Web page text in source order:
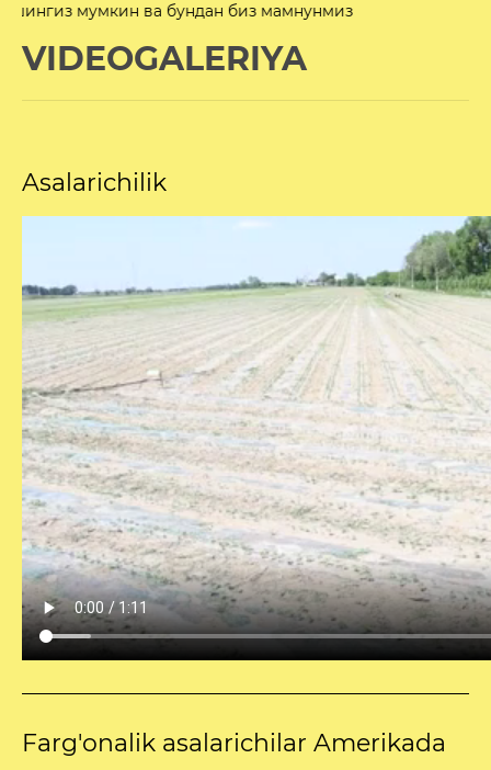
бундан биз мамнунмиз
VIDEOGALERIYA
Asalarichilik
Farg'onalik asalarichilar Amerikada